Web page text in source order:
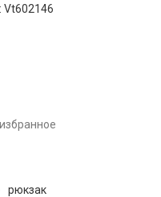
Vt602146
рюкзак